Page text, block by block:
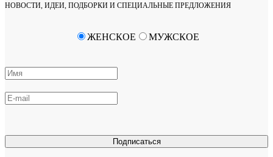
НОВОСТИ, ИДЕИ, ПОДБОРКИ И СПЕЦИАЛЬНЫЕ ПРЕДЛОЖЕНИЯ
Подписаться
ЖЕНСКОЕ МУЖСКОЕ